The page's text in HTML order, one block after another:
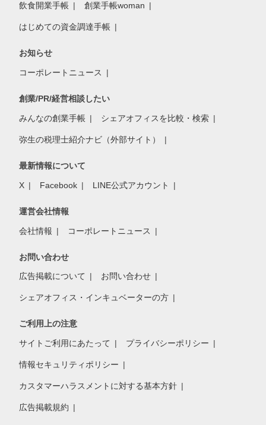
飲食開業手帳 創業手帳woman
はじめての資金調達手帳
お知らせ
コーポレートニュース
創業/PR/経営相談したい
みんなの創業手帳 シェアオフィスを比較・検索
弥生の税理士紹介ナビ（外部サイト）
最新情報について
X Facebook LINE公式アカウント
運営会社情報
会社情報 コーポレートニュース
お問い合わせ
広告掲載について お問い合わせ
シェアオフィス・インキュベーターの方
ご利用上の注意
サイトご利用にあたって プライバシーポリシー
情報セキュリティポリシー
カスタマーハラスメントに対する基本方針
広告掲載規約